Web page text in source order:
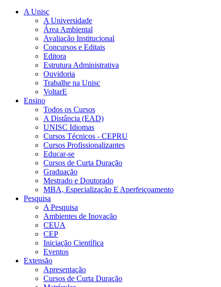
A Unisc
A Universidade
Área Ambiental
Avaliação Institucional
Concursos e Editais
Editora
Estrutura Administrativa
Ouvidoria
Trabalhe na Unisc
VoltarE
Ensino
Todos os Cursos
A Distância (EAD)
UNISC Idiomas
Cursos Técnicos - CEPRU
Cursos Profissionalizantes
Educar-se
Cursos de Curta Duração
Graduação
Mestrado e Doutorado
MBA, Especialização E Aperfeiçoamento
Pesquisa
A Pesquisa
Ambientes de Inovação
CEUA
CEP
Iniciação Científica
Eventos
Extensão
Apresentação
Cursos de Curta Duração